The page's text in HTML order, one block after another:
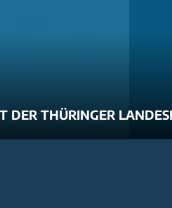
DER THÜRINGER